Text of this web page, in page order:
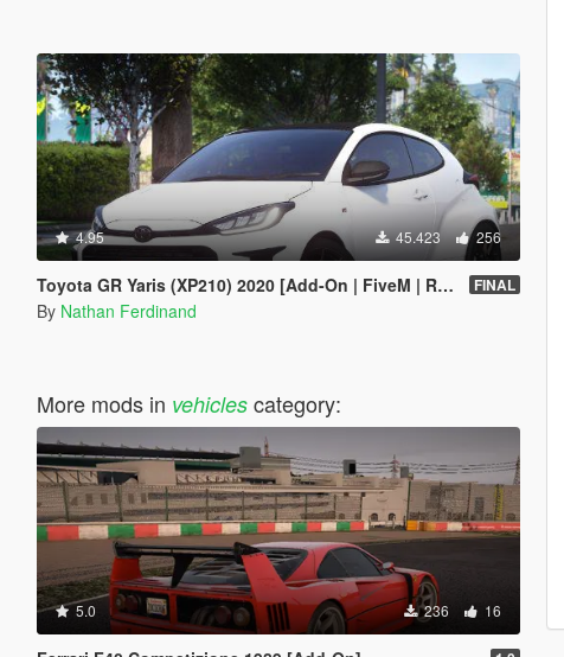
4.95 45.423 256
Toyota GR Yaris (XP210) 2020 [Add-On | FiveM | RHD | Tuning | LODs | Extras | Template | VehFuncs V] FINAL
By Nathan Ferdinand
More mods in vehiclescategory:
5.0 236 16